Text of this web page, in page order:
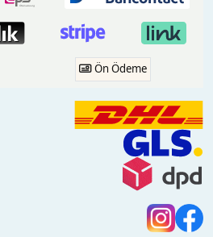
Ön Ödeme